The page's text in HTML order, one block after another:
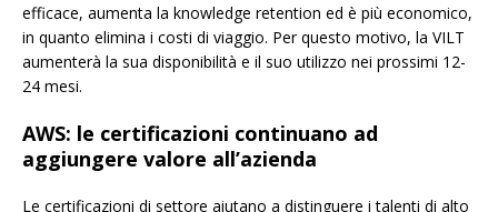
efficace, aumenta la knowledge retention ed è più economico,
in quanto elimina i costi di viaggio. Per questo motivo, la VILT
aumenterà la sua disponibilità e il suo utilizzo nei prossimi 12-
24 mesi.
AWS: le certificazioni continuano ad
aggiungere valore all’azienda
Le certificazioni di settore aiutano a distinguere i talenti di alto